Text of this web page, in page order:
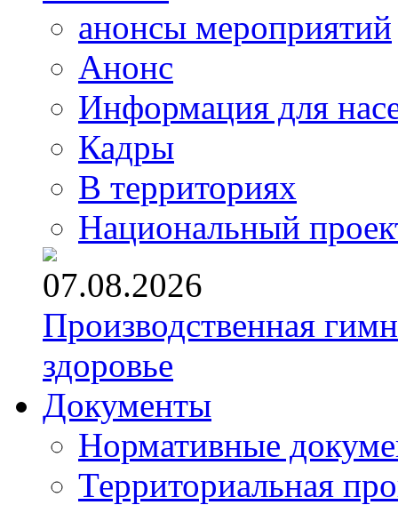
анонсы мероприятий
Анонс
Информация для
Кадры
В территориях
Национальный
07.08.2026
Производственная
здоровье
Документы
Нормативные
Территориальная